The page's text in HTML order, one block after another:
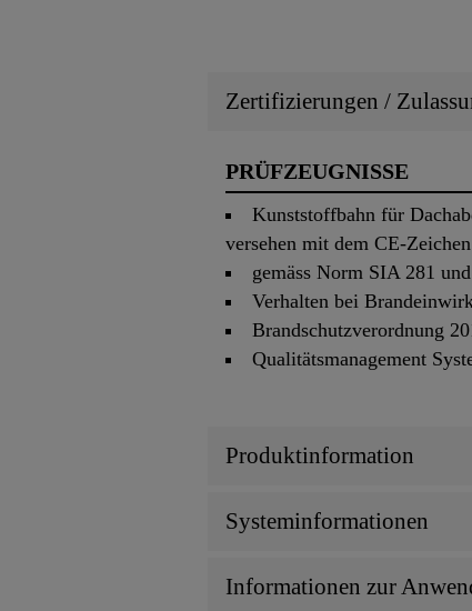
Zertifizierungen /
PRÜFZEUGNISSE
Kunststoffbahn für
versehen mit dem CE-Zeichen
gemäss Norm SIA 281
Verhalten bei
Brandschutzverordnung
Qualitätsmanagement
Produktinformation
Systeminformationen
Informationen zur